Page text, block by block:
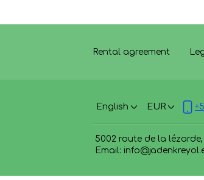
Rental agreement
English EUR
5002 route de la
Email: